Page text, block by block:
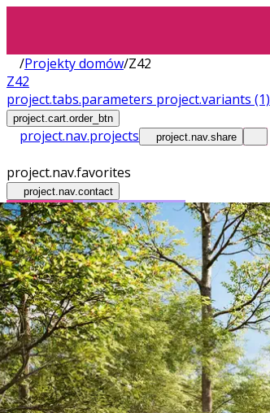
/Projekty domów/Z42
Z42
project.tabs.parameters project.variants (1)
project.cart.order_btn
project.nav.projects project.nav.share
project.nav.favorites
project.nav.contact
LIFTING Bez pozwolenia